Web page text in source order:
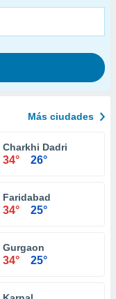
Más ciudades
Charkhi Dadri
34° 26°
Faridabad
34° 25°
Gurgaon
34° 25°